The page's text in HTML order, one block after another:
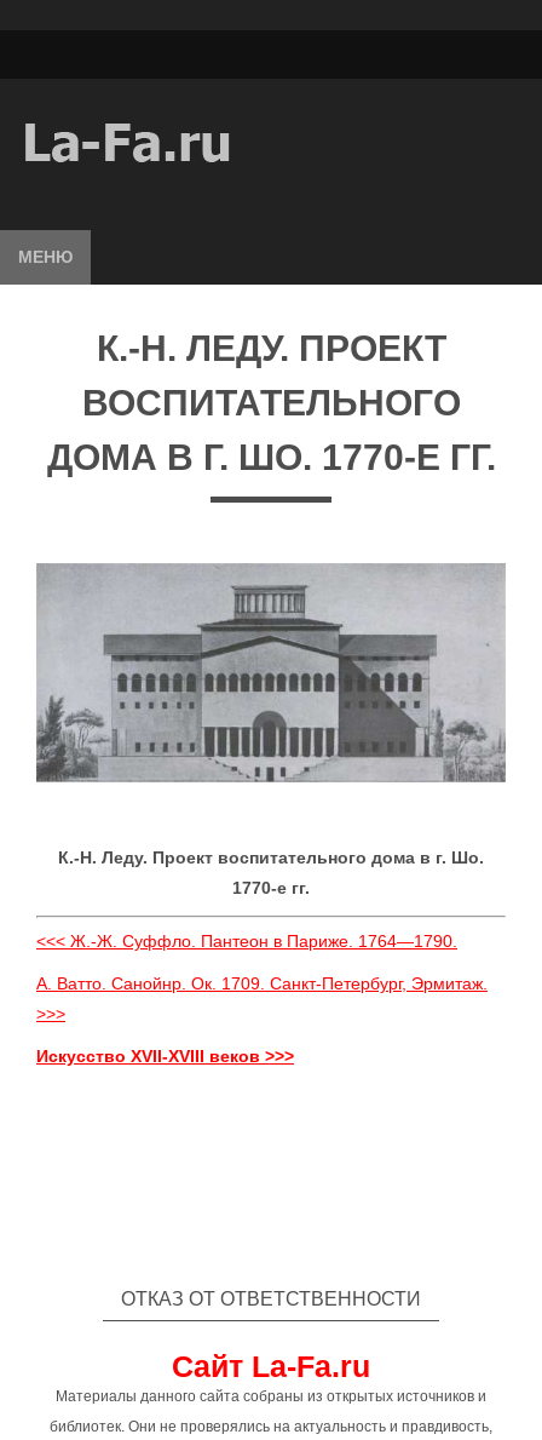
МЕНЮ
К.-Н. ЛЕДУ. ПРОЕКТ
ВОСПИТАТЕЛЬНОГО
ДОМА В Г. ШО. 1770-Е ГГ.
К.-Н. Леду. Проект воспитательного дома в г. Шо.
1770-е гг.
<<< Ж.-Ж. Суффло. Пантеон в Париже. 1764—1790.
А. Ватто. Санойнр. Ок. 1709. Санкт-Петербург, Эрмитаж.
>>>
Искусство XVII-XVIII веков >>>
ОТКАЗ ОТ ОТВЕТСТВЕННОСТИ
Сайт La-Fa.ru
Материалы данного сайта собраны из открытых источников и
библиотек. Они не проверялись на актуальность и правдивость,